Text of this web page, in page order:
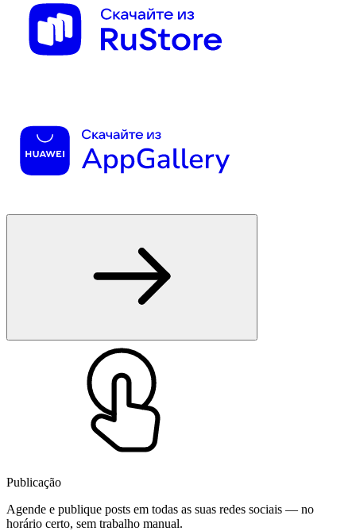
Publicação
Agende e publique posts em todas as suas redes sociais — no
horário certo, sem trabalho manual.